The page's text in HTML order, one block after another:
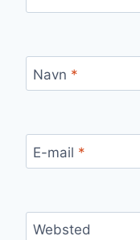
Navn *
E-mail *
Websted